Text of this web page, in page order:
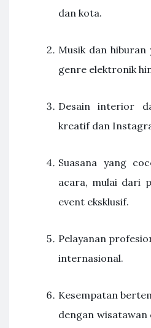
dan kota.
Musik dan
genre elektronik
Desain interior
kreatif dan
Suasana yang
acara, mulai dari
event eksklusif.
Pelayanan
internasional.
Kesempatan
dengan